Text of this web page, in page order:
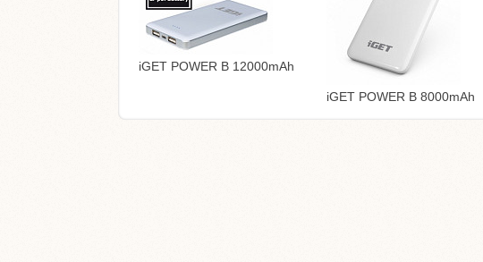
iGET POWER B 12000mAh
iGET POWER B 8000mAh